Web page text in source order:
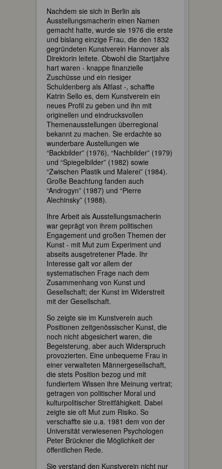
Nachdem sie sich in Berlin als
Ausstellungsmacherin einen Namen
gemacht hatte, wurde sie 1976 die erste
und bislang einzige Frau, die den 1832
gegründeten Kunstverein Hannover als
Direktorin leitete. Obwohl die Startjahre
hart waren - knappe finanzielle
Zuschüsse und ein riesiger
Schuldenberg als Altlast -, schaffte
Katrin Sello es, dem Kunstverein ein
neues Profil zu geben und ihn mit
originellen und eindrucksvollen
Themenausstellungen überregional
bekannt zu machen. Sie erdachte so
wunderbare Austellungen wie
“Backbilder” (1976), “Nachbilder” (1979)
und “Spiegelbilder” (1982) sowie
“Zwischen Plastik und Malerei” (1984).
Große Beachtung fanden auch
“Androgyn” (1987) und “Pierre
Alechinsky” (1988).
Ihre Arbeit als Ausstellungsmacherin
war geprägt von ihrem politischen
Engagement und großen Themen der
Kunst - mit Mut zum Experiment und
abseits ausgetretener Pfade. Ihr
Interesse galt vor allem der
systematischen Frage nach dem
Zusammenhang von Kunst und
Gesellschaft; der Kunst im Widerstreit
mit der Gesellschaft.
So zeigte sie im Kunstverein auch
Positionen zeitgenössischer Kunst, die
noch nicht abgesichert waren, die
Begeisterung, aber auch Widerspruch
provozierten. Eine unbequeme Frau in
einer verwalteten Männergesellschaft,
die stets Position bezog und mit
fundiertem Wissen ihre Meinung vertrat;
getragen von politischer Moral und
kulturpolitischer Streitfähigkeit. Dabei
zeigte sie oft Mut zum Risiko. So
verschaffte sie u.a. 1981 dem von der
Universität verwiesenen Psychologen
Peter Brückner die Möglichkeit der
öffentlichen Rede.
Sie verstand den Kunstverein nicht nur